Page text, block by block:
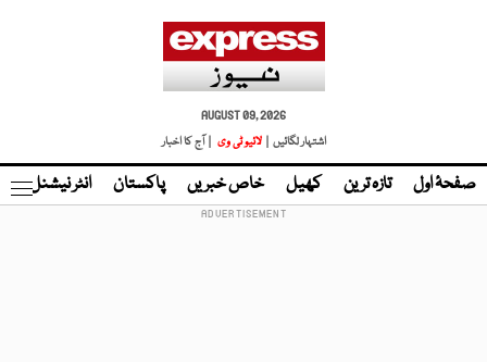
AUGUST 09, 2026
اشتہار لگائیں |
لائیو ٹی وی | آج کا اخبار
صفحۂ اول تازہ ترین کھیل خاص خبریں پاکستان انٹر نیشنل